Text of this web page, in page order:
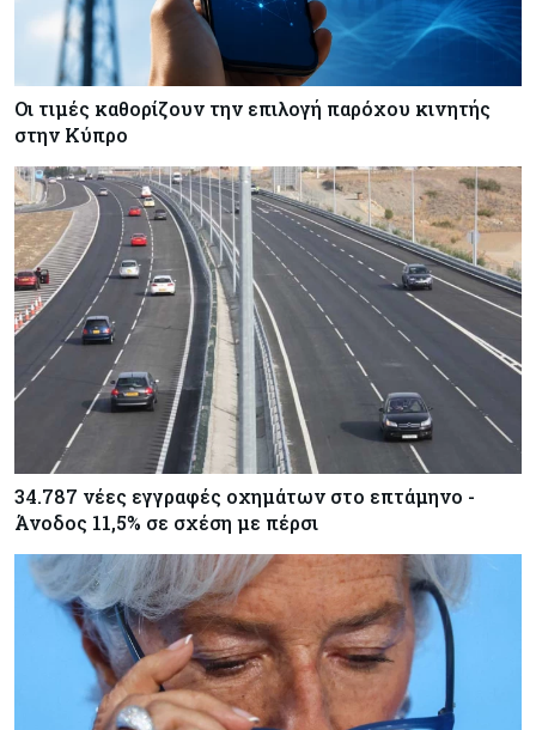
Οι τιμές καθορίζουν την επιλογή παρόχου κινητής
στην Κύπρο
34.787 νέες εγγραφές οχημάτων στο επτάμηνο -
Άνοδος 11,5% σε σχέση με πέρσι